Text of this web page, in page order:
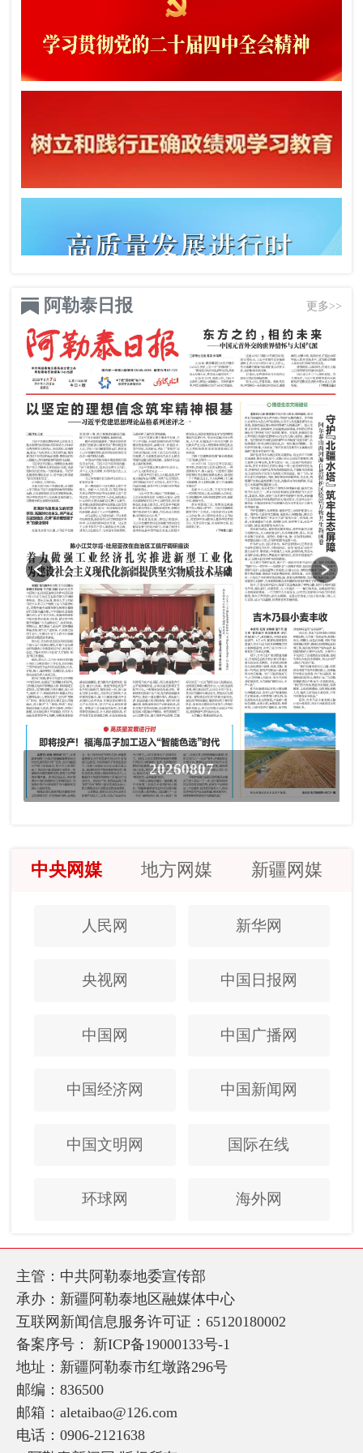
阿勒泰日报 更多>>
20260807
中央网媒 地方网媒 新疆网媒
人民网 新华网
央视网 中国日报网
中国网 中国广播网
中国经济网 中国新闻网
中国文明网 国际在线
环球网 海外网
主管：中共阿勒泰地委宣传部
承办：新疆阿勒泰地区融媒体中心
互联网新闻信息服务许可证：65120180002
备案序号： 新ICP备19000133号-1
地址：新疆阿勒泰市红墩路296号
邮编：836500
邮箱：aletaibao@126.com
电话：0906-2121638